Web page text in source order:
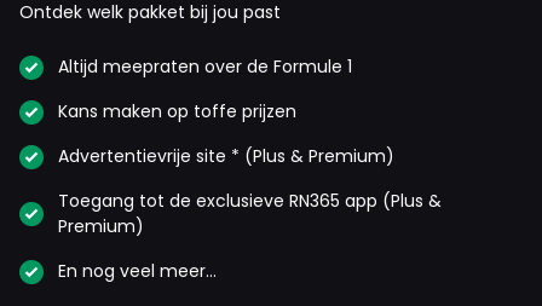
Ontdek welk pakket bij jou past
Altijd meepraten over de Formule 1
Kans maken op toffe prijzen
Advertentievrije site * (Plus & Premium)
Toegang tot de exclusieve RN365 app (Plus &
Premium)
En nog veel meer…